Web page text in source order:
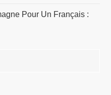
Pour Un Français :